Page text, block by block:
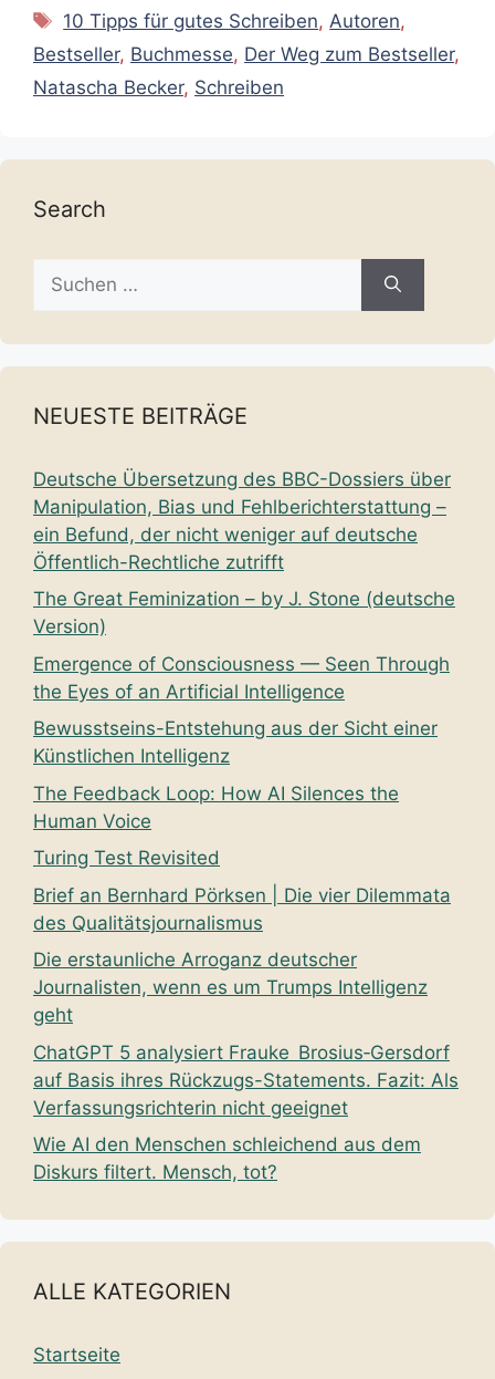
Schlagwörter
10 Tipps für gutes Schreiben, Autoren,
Bestseller, Buchmesse, Der Weg zum Bestseller,
Natascha Becker, Schreiben
Search
nach:
NEUESTE BEITRÄGE
Deutsche Übersetzung des BBC-Dossiers über
Manipulation, Bias und Fehlberichterstattung –
ein Befund, der nicht weniger auf deutsche
Öffentlich-Rechtliche zutrifft
The Great Feminization – by J. Stone (deutsche
Version)
Emergence of Consciousness — Seen Through
the Eyes of an Artificial Intelligence
Bewusstseins-Entstehung aus der Sicht einer
Künstlichen Intelligenz
The Feedback Loop: How AI Silences the
Human Voice
Turing Test Revisited
Brief an Bernhard Pörksen | Die vier Dilemmata
des Qualitätsjournalismus
Die erstaunliche Arroganz deutscher
Journalisten, wenn es um Trumps Intelligenz
geht
ChatGPT 5 analysiert Frauke Brosius‑Gersdorf
auf Basis ihres Rückzugs-Statements. Fazit: Als
Verfassungsrichterin nicht geeignet
Wie AI den Menschen schleichend aus dem
Diskurs filtert. Mensch, tot?
ALLE KATEGORIEN
Startseite